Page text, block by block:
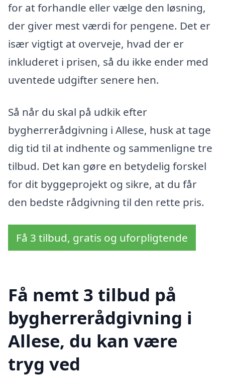
for at forhandle eller vælge den løsning,
der giver mest værdi for pengene. Det er
især vigtigt at overveje, hvad der er
inkluderet i prisen, så du ikke ender med
uventede udgifter senere hen.
Så når du skal på udkik efter
bygherrerådgivning i Allese, husk at tage
dig tid til at indhente og sammenligne tre
tilbud. Det kan gøre en betydelig forskel
for dit byggeprojekt og sikre, at du får
den bedste rådgivning til den rette pris.
Få 3 tilbud, gratis og uforpligtende
Få nemt 3 tilbud på
bygherrerådgivning i
Allese, du kan være
tryg ved